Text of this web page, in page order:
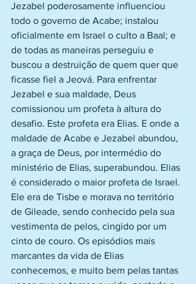
Jezabel poderosamente influenciou
todo o governo de Acabe; instalou
oficialmente em Israel o culto a Baal; e
de todas as maneiras perseguiu e
buscou a destruição de quem quer que
ficasse fiel a Jeová. Para enfrentar
Jezabel e sua maldade, Deus
comissionou um profeta à altura do
desafio. Este profeta era Elias. E onde a
maldade de Acabe e Jezabel abundou,
a graça de Deus, por intermédio do
ministério de Elias, superabundou. Elias
é considerado o maior profeta de Israel.
Ele era de Tisbe e morava no território
de Gileade, sendo conhecido pela sua
vestimenta de pelos, cingido por um
cinto de couro. Os episódios mais
marcantes da vida de Elias
conhecemos, e muito bem pelas tantas